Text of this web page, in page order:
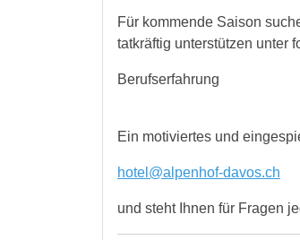
Für kommende Saison
tatkräftig unterstützen unter
Berufserfahrung
Ein motiviertes und
hotel@alpenhof-davos.ch
und steht Ihnen für Fragen